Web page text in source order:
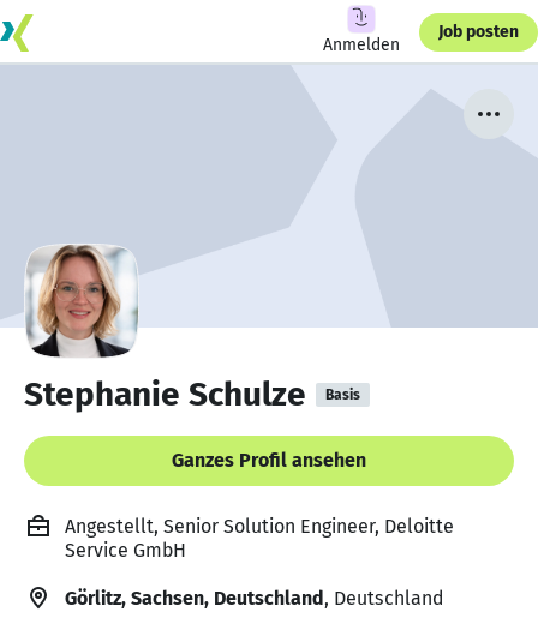
Anmelden
Job posten
Stephanie Schulze Basis
Ganzes Profil ansehen
Angestellt, Senior Solution Engineer, Deloitte
Service GmbH
Görlitz, Sachsen, Deutschland, Deutschland